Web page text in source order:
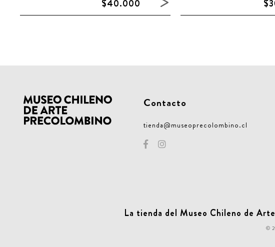
$40.000
Contacto
tienda@museoprecolombino.cl
La tienda del Museo Chileno de
©